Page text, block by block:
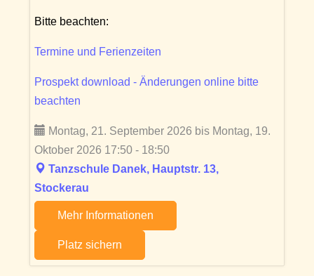
Bitte beachten:
Termine und Ferienzeiten
Prospekt download - Änderungen online bitte
beachten
Montag, 21. September 2026 bis Montag, 19.
Oktober 2026 17:50 - 18:50
Tanzschule Danek, Hauptstr. 13,
Stockerau
Mehr Informationen
Platz sichern